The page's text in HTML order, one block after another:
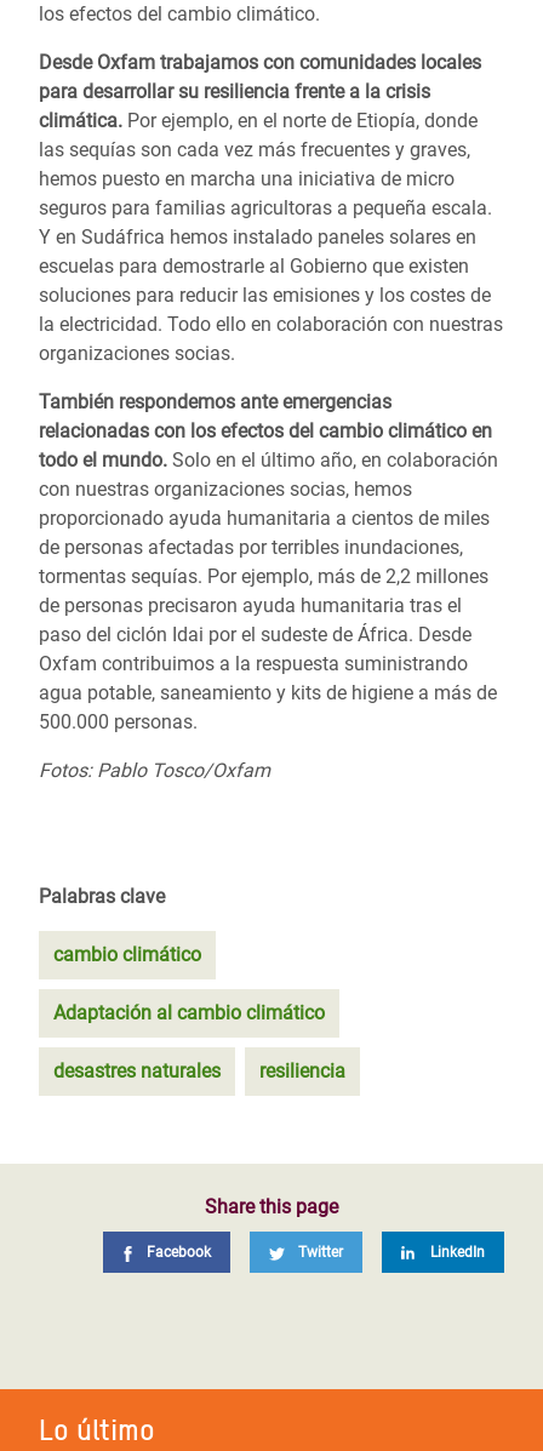
los efectos del cambio climático.
Desde Oxfam trabajamos con comunidades locales
para desarrollar su resiliencia frente a la crisis
climática. Por ejemplo, en el norte de Etiopía, donde
las sequías son cada vez más frecuentes y graves,
hemos puesto en marcha una iniciativa de micro
seguros para familias agricultoras a pequeña escala.
Y en Sudáfrica hemos instalado paneles solares en
escuelas para demostrarle al Gobierno que existen
soluciones para reducir las emisiones y los costes de
la electricidad. Todo ello en colaboración con nuestras
organizaciones socias.
También respondemos ante emergencias
relacionadas con los efectos del cambio climático en
todo el mundo. Solo en el último año, en colaboración
con nuestras organizaciones socias, hemos
proporcionado ayuda humanitaria a cientos de miles
de personas afectadas por terribles inundaciones,
tormentas sequías. Por ejemplo, más de 2,2 millones
de personas precisaron ayuda humanitaria tras el
paso del ciclón Idai por el sudeste de África. Desde
Oxfam contribuimos a la respuesta suministrando
agua potable, saneamiento y kits de higiene a más de
500.000 personas.
Fotos: Pablo Tosco/Oxfam
Palabras clave
cambio climático
Adaptación al cambio climático
desastres naturales resiliencia
Share this page
Facebook Twitter LinkedIn
Lo último